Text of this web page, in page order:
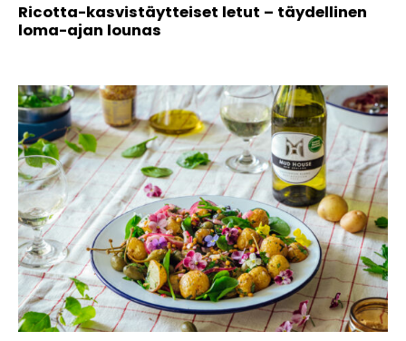
Ricotta-kasvistäytteiset letut – täydellinen
loma-ajan lounas